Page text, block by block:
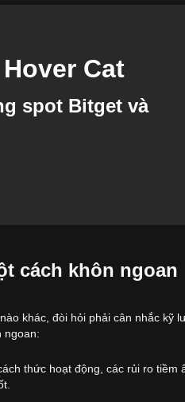
Cat
spot Bitget và
cách khôn ngoan
khác, đòi hỏi phải cân nhắc kỹ
ngoan:
thức hoạt động, các rủi ro